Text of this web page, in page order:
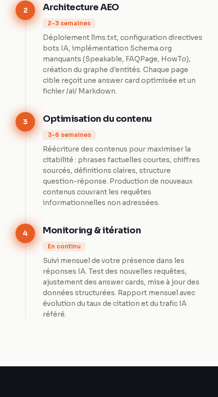
2 Architecture AEO
2-3 semaines
Déploiement llms.txt, configuration directives
bots IA, implémentation Schema.org
manquants (Speakable, FAQPage, HowTo),
création du graphe d'entités. Chaque page
cible reçoit une answer card optimisée et un
fichier /ai/ Markdown.
3 Optimisation du contenu
3-6 semaines
Réécriture des contenus pour maximiser la
citabilité : phrases factuelles courtes, chiffres
sourcés, définitions claires, structure
question-réponse. Production de nouveaux
contenus couvrant les requêtes
informationnelles non adressées.
4 Monitoring & itération
En continu
Suivi mensuel de votre présence dans les
réponses IA. Test des nouvelles requêtes,
ajustement des answer cards, mise à jour des
données structurées. Rapport mensuel avec
évolution du taux de citation et du trafic IA
référé.